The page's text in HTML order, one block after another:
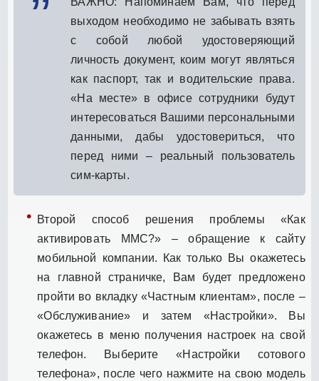
выходом необходимо не забывать взять
с собой любой удостоверяющий
личность документ, коим могут являться
как паспорт, так и водительские права.
«На месте» в офисе сотрудники будут
интересоваться Вашими персональными
данными, дабы удостовериться, что
перед ними – реальный пользователь
сим-карты.
Второй способ решения проблемы «Как
активировать ММС?» – обращение к сайту
мобильной компании. Как только Вы окажетесь
на главной страничке, Вам будет предложено
пройти во вкладку «Частным клиентам», после –
«Обслуживание» и затем «Настройки». Вы
окажетесь в меню получения настроек на свой
телефон. Выберите «Настройки сотового
телефона», после чего нажмите на свою модель